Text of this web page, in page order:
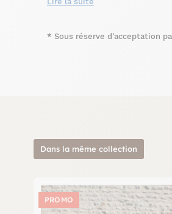
* Sous réserve d'acceptation
Dans la même collection
PROMO